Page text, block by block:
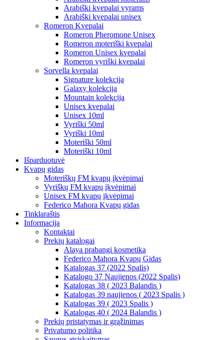
Arabiški kvepalai vyrams
Arabiški kvepalai unisex
Romeron Kvepalai
Romeron Pheromone Unisex
Romeron moteriški kvepalai
Romeron Unisex kvepalai
Romeron vyriški kvepalai
Sorvella kvepalai
Signature kolekcija
Galaxy kolekcija
Mountain kolekcija
Unisex kvepalai
Unisex 10ml
Vyriški 50ml
Vyriški 10ml
Moteriški 50ml
Moteriški 10ml
Išparduotuvė
Kvapų gidas
Moteriškų FM kvapų įkvėpimai
Vyriškų FM kvapų įkvėpimai
Unisex FM kvapų įkvėpimai
Federico Mahora Kvapų gidas
Tinklaraštis
Informacija
Kontaktai
Prekių katalogai
Alaya prabangi kosmetika
Federico Mahora Kvapų Gidas
Katalogas 37 (2022 Spalis)
Katalogo 37 Naujienos (2022 Spalis)
Katalogas 38 ( 2023 Balandis )
Katalogas 39 naujienos ( 2023 Spalis )
Katalogas 39 ( 2023 Spalis )
Katalogas 40 ( 2024 Balandis )
Prekių pristatymas ir grąžinimas
Privatumo politika